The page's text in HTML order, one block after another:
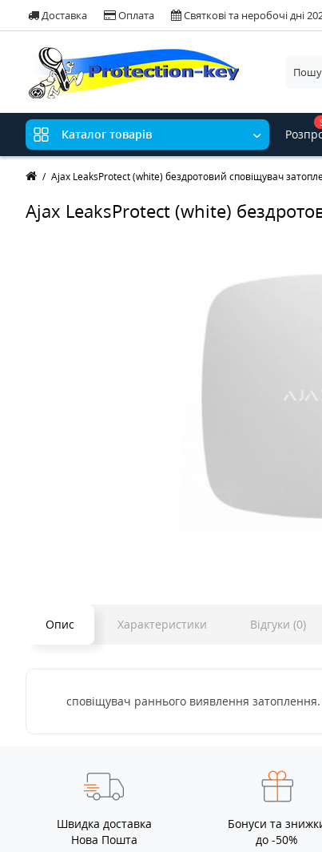
Доставка Оплата Святкові та неробочі дні
Каталог товарів
Ajax LeaksProtect (white) бездротовий сповіщувач
Ajax LeaksProtect (white)
Опис Характеристики Відгуки (0)
сповіщувач раннього виявлення
Швидка доставка
Нова Пошта
Бонуси та
до -50%